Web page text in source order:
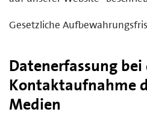
Gesetzliche
Datenerfassung bei
Kontaktaufnahme
Medien